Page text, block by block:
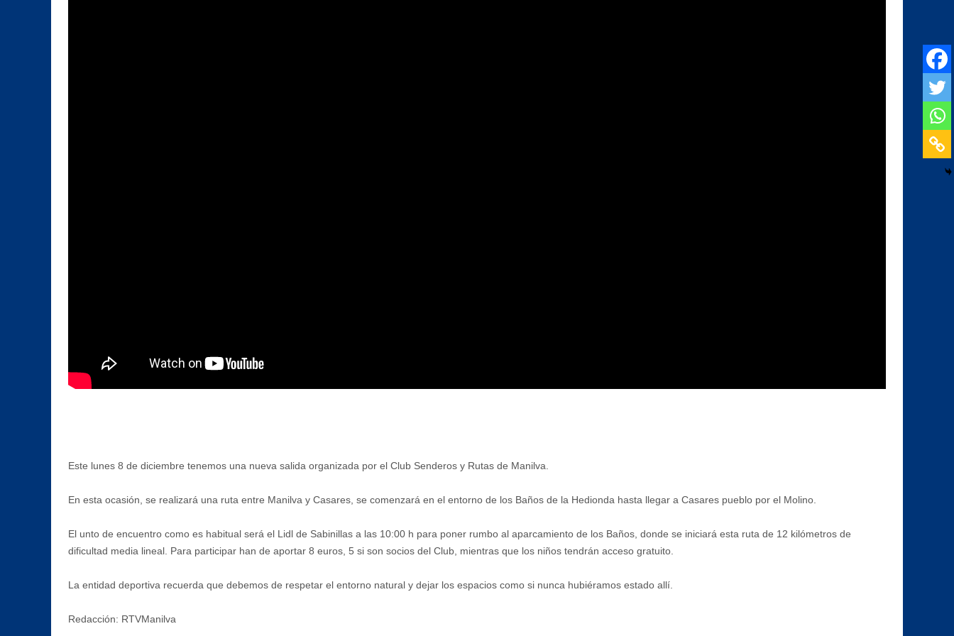
Este lunes 8 de diciembre tenemos una nueva salida organizada por el Club Senderos y Rutas de Manilva.
En esta ocasión, se realizará una ruta entre Manilva y Casares, se comenzará en el entorno de los Baños de la Hedionda hasta llegar a Casares pueblo por el Molino.
El unto de encuentro como es habitual será el Lidl de Sabinillas a las 10:00 h para poner rumbo al aparcamiento de los Baños, donde se iniciará esta ruta de 12 kilómetros de
dificultad media lineal. Para participar han de aportar 8 euros, 5 si son socios del Club, mientras que los niños tendrán acceso gratuito.
La entidad deportiva recuerda que debemos de respetar el entorno natural y dejar los espacios como si nunca hubiéramos estado allí.
Redacción: RTVManilva